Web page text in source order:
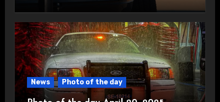
News Photo of the day